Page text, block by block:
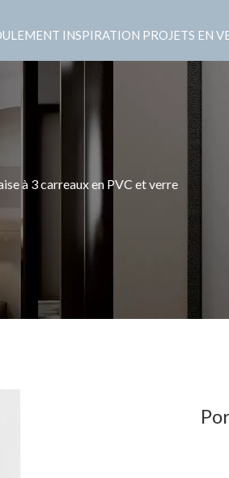
INSPIRATION PROJETS EN
à 3 carreaux en PVC et verre